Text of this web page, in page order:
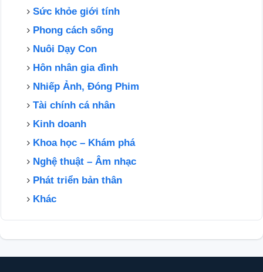
Sức khỏe giới tính
Phong cách sống
Nuôi Dạy Con
Hôn nhân gia đình
Nhiếp Ảnh, Đóng Phim
Tài chính cá nhân
Kinh doanh
Khoa học – Khám phá
Nghệ thuật – Âm nhạc
Phát triển bản thân
Khác